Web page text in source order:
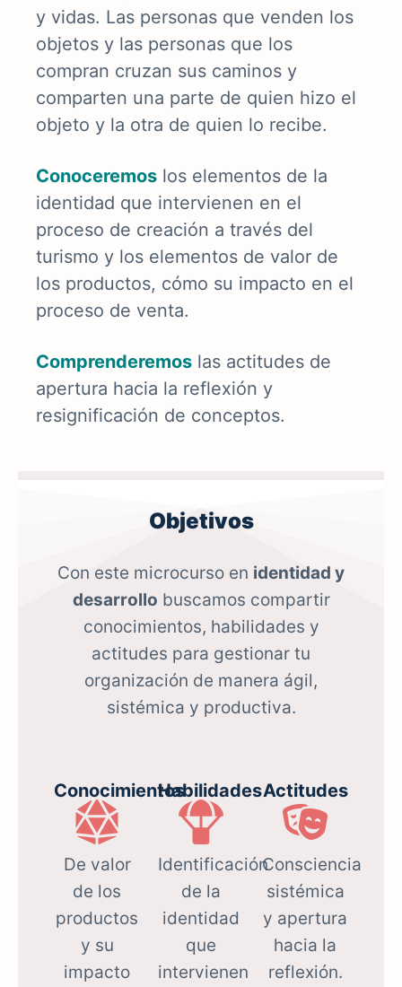
y vidas. Las personas que venden los
objetos y las personas que los
compran cruzan sus caminos y
comparten una parte de quien hizo el
objeto y la otra de quien lo recibe.
Conoceremos los elementos de la
identidad que intervienen en el
proceso de creación a través del
turismo y los elementos de valor de
los productos, cómo su impacto en el
proceso de venta.
Comprenderemos las actitudes de
apertura hacia la reflexión y
resignificación de conceptos.
Objetivos
Con este microcurso en identidad y
desarrollo buscamos compartir
conocimientos, habilidades y
actitudes para gestionar tu
organización de manera ágil,
sistémica y productiva.
Conocimientos
De valor
de los
productos
y su
impacto
Habilidades
Identificación
de la
identidad
que
intervienen
Actitudes
Consciencia
sistémica
y apertura
hacia la
reflexión.